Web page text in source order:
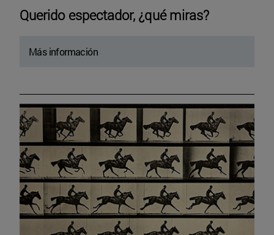
Querido espectador, ¿qué miras?
Más información